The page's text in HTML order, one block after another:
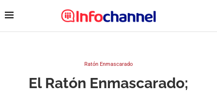
Ratón Enmascarado
El Ratón Enmascarado;